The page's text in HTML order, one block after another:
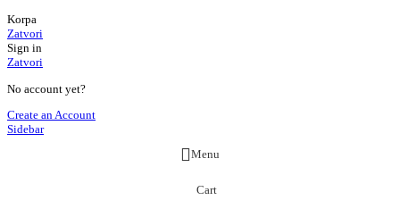
Korpa
Zatvori
Sign in
Zatvori
No account yet?
Create an Account
Sidebar
Menu
Cart